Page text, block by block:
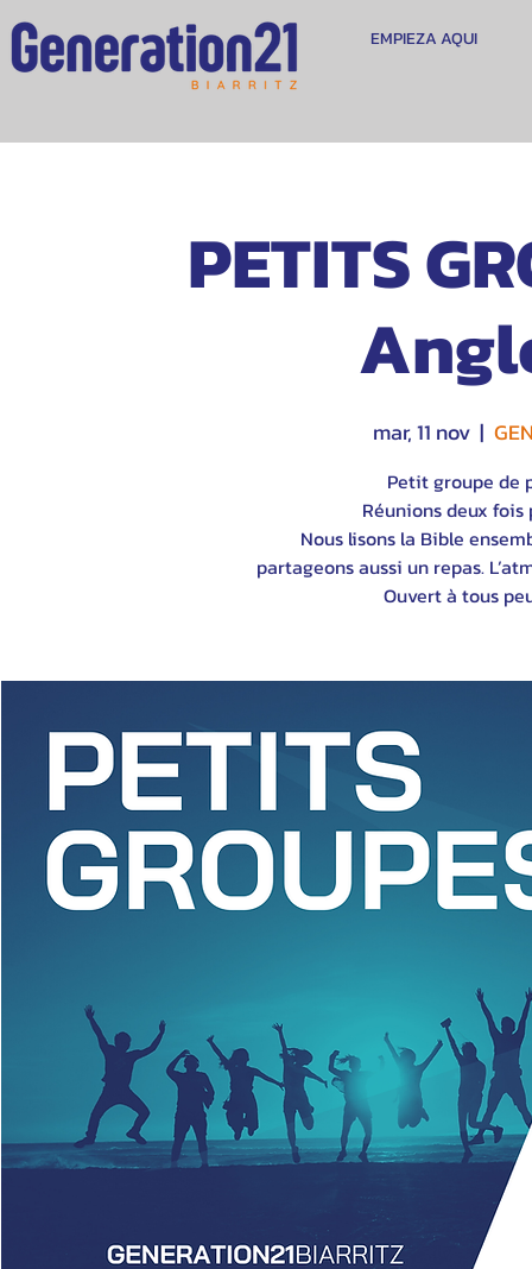
EMPIEZA AQUI
PETITS
mar, 11 nov
  |
Petit groupe de
Réunions deux fois
Nous lisons la Bible
partageons aussi un repas.
Ouvert à tous